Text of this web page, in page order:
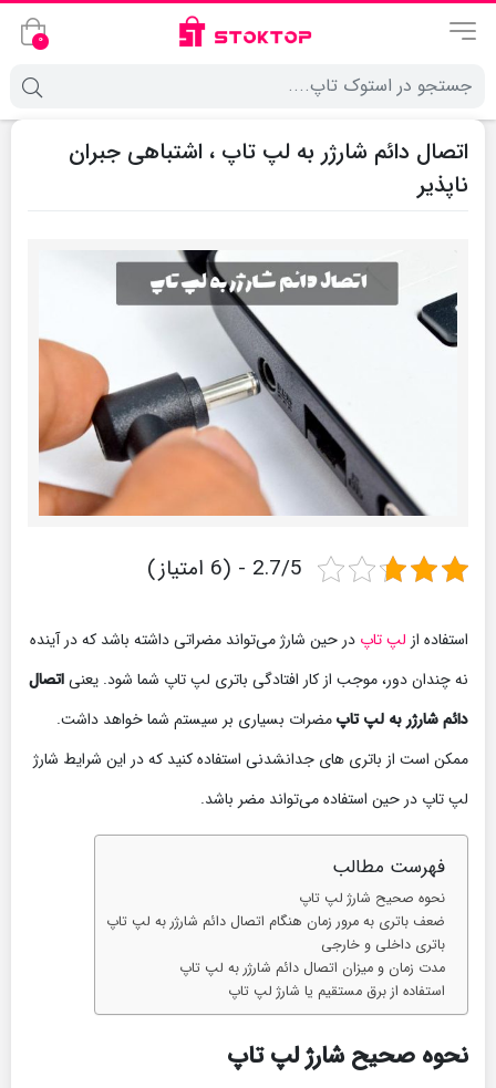
0
اتصال دائم شارژر به لپ تاپ ، اشتباهی جبران
ناپذیر
2.7/5 - (6 امتیاز)
استفاده از لپ تاپ در حین شارژ می‌تواند مضراتی داشته باشد که در آینده
نه چندان دور، موجب از کار افتادگی باتری لپ تاپ شما شود. یعنیاتصال
دائم شارژر به لپ تاپمضرات بسیاری بر سیستم شما خواهد داشت.
ممکن است از باتری های جدانشدنی استفاده کنید که در این شرایط شارژ
لپ تاپ در حین استفاده می‌تواند مضر باشد.
فهرست مطالب
نحوه صحیح شارژ لپ تاپ
ضعف باتری به مرور زمان هنگام اتصال دائم شارژر به لپ تاپ
باتری داخلی و خارجی
مدت زمان و میزان اتصال دائم شارژر به لپ تاپ
استفاده از برق مستقیم یا شارژ لپ تاپ
نحوه صحیح شارژ لپ تاپ